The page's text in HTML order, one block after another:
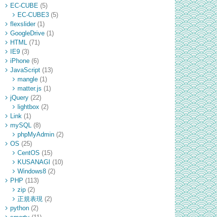
EC-CUBE (5)
EC-CUBE3(5)
flexslider(1)
GoogleDrive(1)
HTML
(71)
IE9(3)
iPhone(6)
JavaScript(13)
mangle(1)
matter.js (1)
jQuery(22)
lightbox (2)
Link (1)
mySQL
(8)
phpMyAdmin(2)
OS (25)
CentOS (15)
KUSANAGI (10)
Windows8(2)
PHP (113)
zip(2)
正規表現 (2)
python(2)